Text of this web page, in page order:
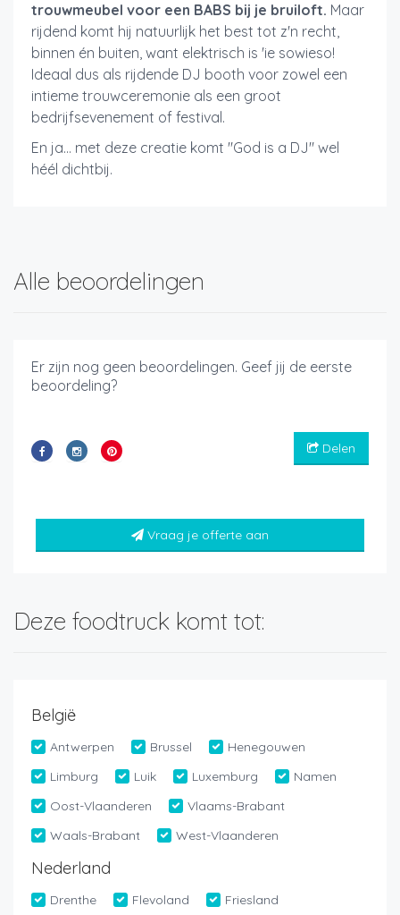
trouwmeubel voor een BABS bij je bruiloft. Maar
rijdend komt hij natuurlijk het best tot z'n recht,
binnen én buiten, want elektrisch is 'ie sowieso!
Ideaal dus als rijdende DJ booth voor zowel een
intieme trouwceremonie als een groot
bedrijfsevenement of festival.
En ja… met deze creatie komt "God is a DJ" wel
héél dichtbij.
Alle beoordelingen
Er zijn nog geen beoordelingen. Geef jij de eerste
beoordeling?
Delen
Vraag je offerte aan
Deze foodtruck komt tot:
België
Antwerpen Brussel
Henegouwen
Limburg
Luik Luxemburg
Namen
Oost-Vlaanderen
Vlaams-Brabant
Waals-Brabant
West-Vlaanderen
Nederland
Drenthe Flevoland Friesland